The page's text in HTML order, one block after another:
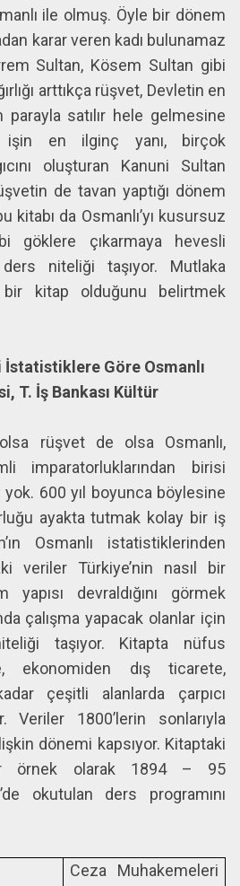
ile olmuş. Öyle bir dönem
karar veren kadı bulunamaz
Sultan, Kösem Sultan gibi
arttıkça rüşvet, Devletin en
parayla satılır hele gelmesine
işin en ilginç yanı, birçok
oluşturan Kanuni Sultan
de tavan yaptığı dönem
kitabı da Osmanlı’yı kusursuz
göklere çıkarmaya hevesli
niteliği taşıyor. Mutlaka
bir kitap olduğunu belirtmek
İstatistiklere Göre Osmanlı
T. İş Bankası Kültür
rüşvet de olsa Osmanlı,
imparatorluklarından birisi
600 yıl boyunca böylesine
ayakta tutmak kolay bir iş
Osmanlı istatistiklerinden
veriler Türkiye’nin nasıl bir
devraldığını görmek
çalışma yapacak olanlar için
taşıyor. Kitapta nüfus
ekonomiden dış ticarete,
çeşitli alanlarda çarpıcı
1800’lerin sonlarıyla
dönemi kapsıyor. Kitaptaki
örnek olarak 1894 – 95
okutulan ders programını
Ceza Muhakemeleri